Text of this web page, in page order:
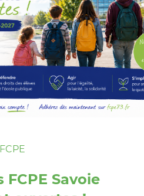
FCPE
FCPE Savoie